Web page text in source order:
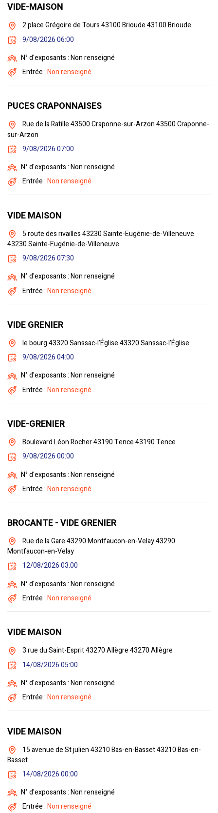
VIDE-MAISON
2 place Grégoire de Tours 43100 Brioude 43100 Brioude
9/08/2026 06:00
N° d'exposants : Non renseigné
Entrée :Non renseigné
PUCES CRAPONNAISES
Rue de la Ratille 43500 Craponne-sur-Arzon 43500 Craponne-
sur-Arzon
9/08/2026 07:00
N° d'exposants : Non renseigné
Entrée :Non renseigné
VIDE MAISON
5 route des rivailles 43230 Sainte-Eugénie-de-Villeneuve
43230 Sainte-Eugénie-de-Villeneuve
9/08/2026 07:30
N° d'exposants : Non renseigné
Entrée :Non renseigné
VIDE GRENIER
le bourg 43320 Sanssac-l'Église 43320 Sanssac-l'Église
9/08/2026 04:00
N° d'exposants : Non renseigné
Entrée :Non renseigné
VIDE-GRENIER
Boulevard Léon Rocher 43190 Tence 43190 Tence
9/08/2026 00:00
N° d'exposants : Non renseigné
Entrée :Non renseigné
BROCANTE - VIDE GRENIER
Rue de la Gare 43290 Montfaucon-en-Velay 43290
Montfaucon-en-Velay
12/08/2026 03:00
N° d'exposants : Non renseigné
Entrée :Non renseigné
VIDE MAISON
3 rue du Saint-Esprit 43270 Allègre 43270 Allègre
14/08/2026 05:00
N° d'exposants : Non renseigné
Entrée :Non renseigné
VIDE MAISON
15 avenue de St julien 43210 Bas-en-Basset 43210 Bas-en-
Basset
14/08/2026 00:00
N° d'exposants : Non renseigné
Entrée :Non renseigné